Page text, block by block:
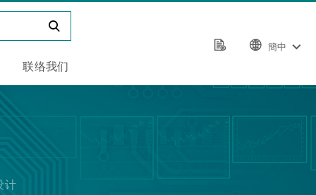
联络我们
簡中
计